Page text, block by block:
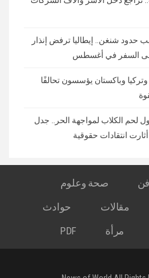
حدود شنغن.. إيطاليا ترفض إنذار
السفر في أغسطس
وباكستان يؤسسون تحالفًا
لحم الكلاب لمواجهة الحر.. جدل
انتقادات حقوقية
صحة وعلوم
مقالات
حوادث
مرأة PDF